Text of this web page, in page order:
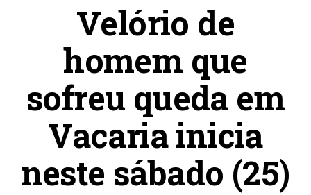
Velório de
homem que
sofreu queda em
Vacaria inicia
neste sábado (25)